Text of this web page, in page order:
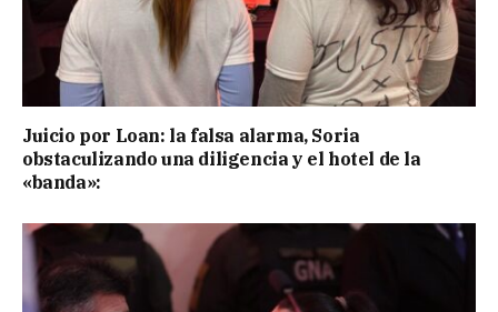
Juicio por Loan: la falsa alarma, Soria
obstaculizando una diligencia y el hotel de la
«banda»: